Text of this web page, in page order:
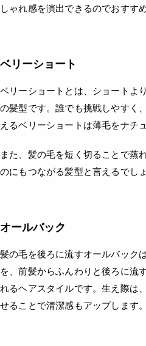
しゃれ感を演出できるのでおすす
ベリーショート
ベリーショートとは、ショートよ
の髪型です。誰でも挑戦しやすく
えるベリーショートは薄毛をナチ
また、髪の毛を短く切ることで蒸
のにもつながる髪型と言えるでしょ
オールバック
髪の毛を後ろに流すオールバック
を、前髪からふんわりと後ろに流
れるヘアスタイルです。生え際は
せることで清潔感もアップします。